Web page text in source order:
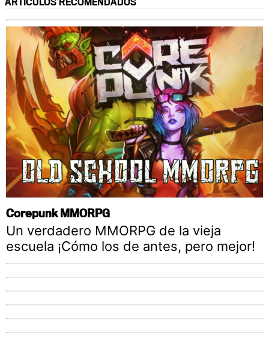
Corepunk MMORPG
Un verdadero MMORPG de la vieja
escuela ¡Cómo los de antes, pero mejor!